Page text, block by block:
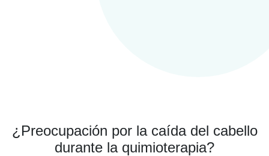
¿Preocupación por la caída del cabello
durante la quimioterapia?